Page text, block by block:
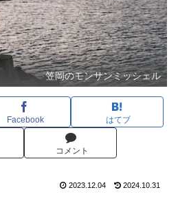
笠岡のモンサンミッシェル
Facebook はてブ
コメント
2023.12.04 2024.10.31